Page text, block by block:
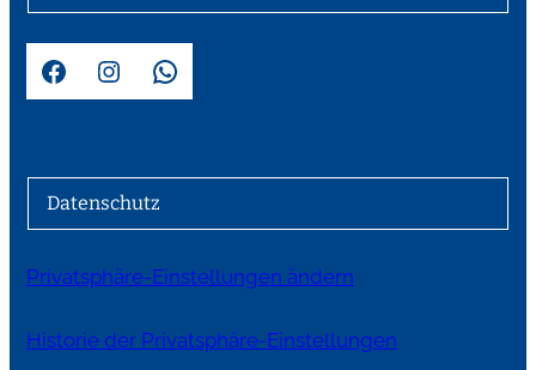
Facebook Instagram WhatsApp
Datenschutz
Privatsphäre-Einstellungen ändern
Historie der Privatsphäre-Einstellungen